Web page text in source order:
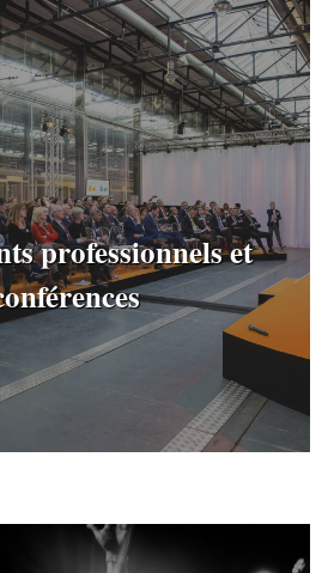
professionnels et